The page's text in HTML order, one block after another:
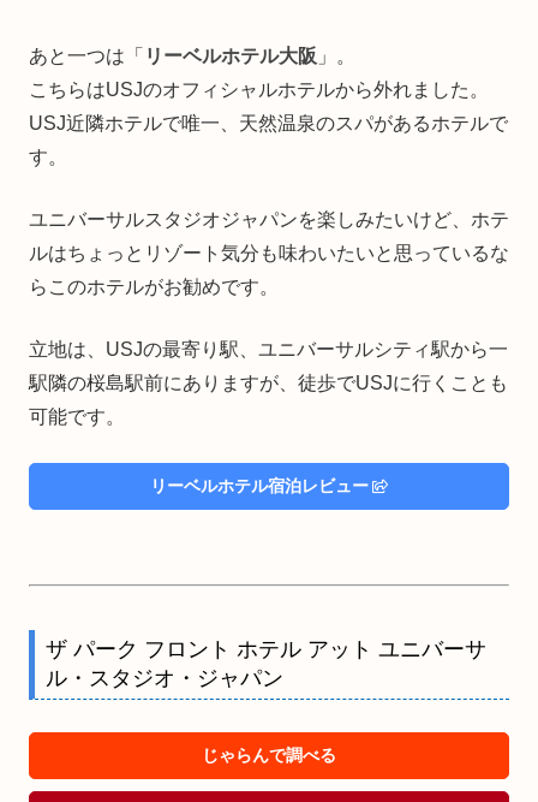
あと一つは「 リーベルホテル大阪 」。
こちらはUSJのオフィシャルホテルから外れました。
USJ近隣ホテルで唯一、天然温泉のスパがあるホテルで
す。
ユニバーサルスタジオジャパンを楽しみたいけど、ホテ
ルはちょっとリゾート気分も味わいたいと思っているな
らこのホテルがお勧めです。
立地は、USJの最寄り駅、ユニバーサルシティ駅から一
駅隣の桜島駅前にありますが、徒歩でUSJに行くことも
可能です。
リーベルホテル宿泊レビュー
ザ パーク フロント ホテル アット ユニバーサ
ル・スタジオ・ジャパン
じゃらんで調べる